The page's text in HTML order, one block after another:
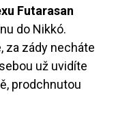
Futarasan
do Nikkó.
za zády necháte
už uvidíte
prodchnutou